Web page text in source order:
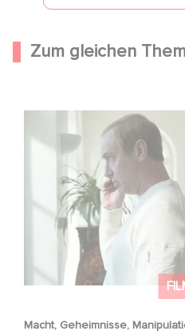
Zum gleichen
Macht, Geheimnisse,
Macht, Geheimnisse,
im Verborgenen?